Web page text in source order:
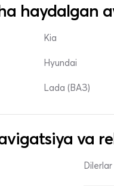
haydalgan
Kia
Hyundai
Lada (ВАЗ)
va
Dilerlar